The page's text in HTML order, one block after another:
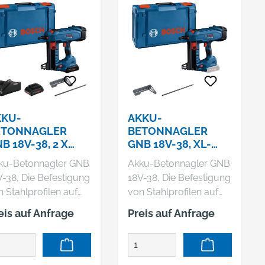
18V-38, 2 X
PROCORE18V
XL-BOXX
Betonnagler GNB
38, Die Befestigung
Stahlprofilen auf
und Stahl muss
effizient und
sein. Der GNB
auf Anfrage
AKKU-
BETONNAGLER
GNB 18V-38, XL-
BOXX
Akku-Betonnagler GNB
18V-38, Die Befestigung
von Stahlprofilen auf
Beton und Stahl muss
leicht, effizient und
intuitiv sein. Der GNB
Preis auf Anfrage